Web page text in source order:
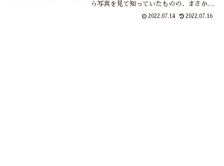
ら写真を見て知っていたものの、まさか花
ワイイお姿とは！花と萼（ガク）の両方を
2022.07.14 2022.07.16